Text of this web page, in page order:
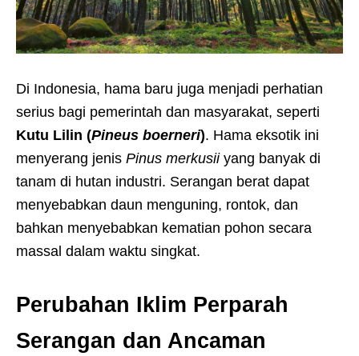
Di Indonesia, hama baru juga menjadi perhatian
serius bagi pemerintah dan masyarakat, seperti
Kutu Lilin (Pineus boerneri). Hama eksotik ini
menyerang jenis Pinus merkusiiyang banyak di
tanam di hutan industri. Serangan berat dapat
menyebabkan daun menguning, rontok, dan
bahkan menyebabkan kematian pohon secara
massal dalam waktu singkat.
Perubahan Iklim Perparah
Serangan dan Ancaman